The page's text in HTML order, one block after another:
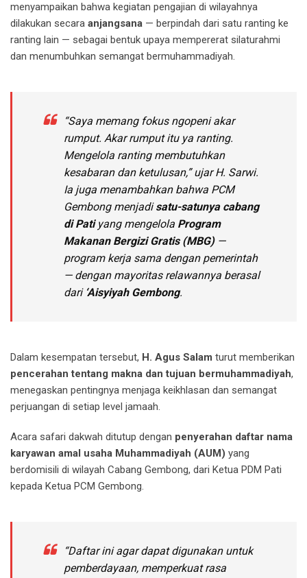
menyampaikan bahwa kegiatan pengajian di wilayahnya
dilakukan secara anjangsana — berpindah dari satu ranting ke
ranting lain — sebagai bentuk upaya mempererat silaturahmi
dan menumbuhkan semangat bermuhammadiyah.
“Saya memang fokus ngopeni akar
rumput. Akar rumput itu ya ranting.
Mengelola ranting membutuhkan
kesabaran dan ketulusan,” ujar H. Sarwi.
Ia juga menambahkan bahwa PCM
Gembong menjadisatu-satunya cabang
di Patiyang mengelola Program
Makanan Bergizi Gratis (MBG)—
program kerja sama dengan pemerintah
— dengan mayoritas relawannya berasal
dari ‘Aisyiyah Gembong.
Dalam kesempatan tersebut, H. Agus Salam turut memberikan
pencerahan tentang makna dan tujuan bermuhammadiyah,
menegaskan pentingnya menjaga keikhlasan dan semangat
perjuangan di setiap level jamaah.
Acara safari dakwah ditutup dengan penyerahan daftar nama
karyawan amal usaha Muhammadiyah (AUM) yang
berdomisili di wilayah Cabang Gembong, dari Ketua PDM Pati
kepada Ketua PCM Gembong.
“Daftar ini agar dapat digunakan untuk
pemberdayaan, memperkuat rasa